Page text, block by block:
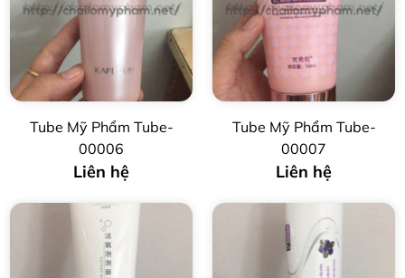
Tube Mỹ Phẩm Tube-
00006
Liên hệ
Tube Mỹ Phẩm Tube-
00007
Liên hệ